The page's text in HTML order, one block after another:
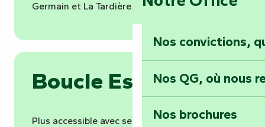
Nos convictions,
Nos QG, où nous
Nos brochures
Germain et La Tardière.
Boucle Est
Plus accessible avec ses 43 km, la boucle Est